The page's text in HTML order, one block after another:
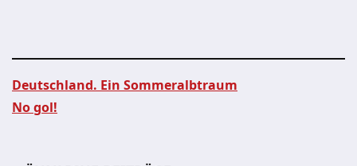
Deutschland. Ein Sommeralbtraum
No gol!